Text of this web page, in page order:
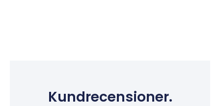
Kundrecensioner.